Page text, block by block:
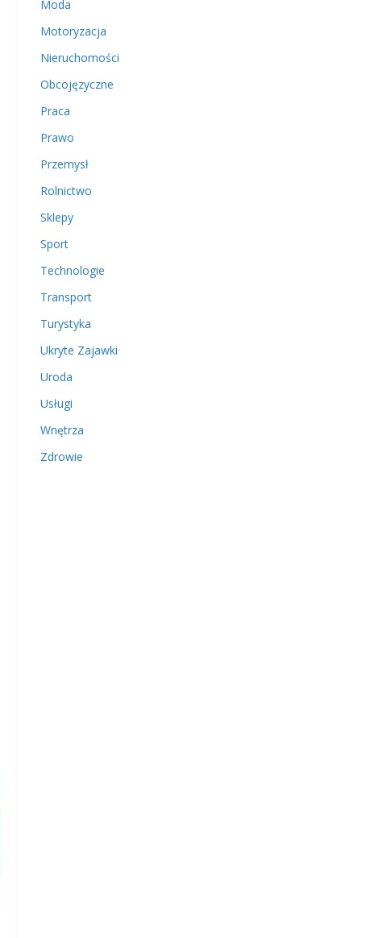
Moda
Motoryzacja
Nieruchomości
Obcojęzyczne
Praca
Prawo
Przemysł
Rolnictwo
Sklepy
Sport
Technologie
Transport
Turystyka
Ukryte Zajawki
Uroda
Usługi
Wnętrza
Zdrowie